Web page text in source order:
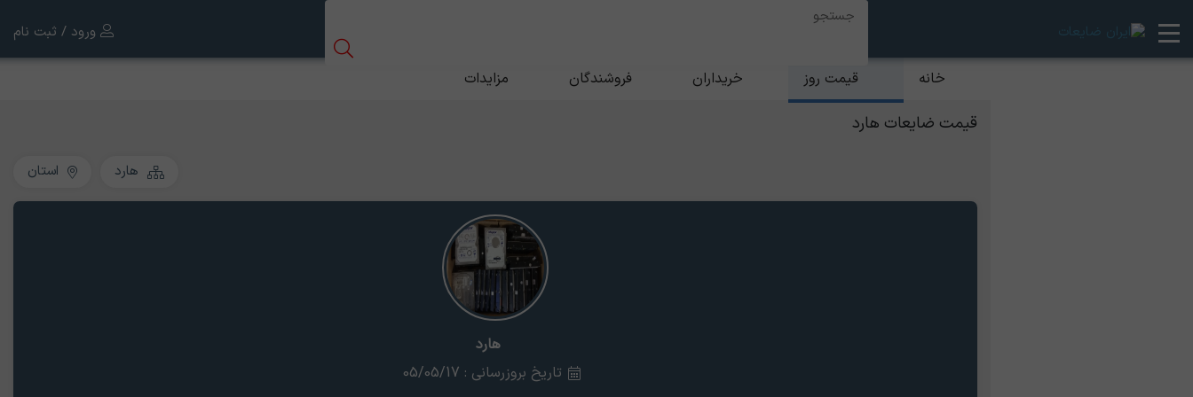
ورود / ثبت نام
خانه قیمت روز خریداران فروشندگان مزایدات
قیمت ضایعات هارد
هارد استان
هارد
تاریخ بروزرسانی : 05/05/17